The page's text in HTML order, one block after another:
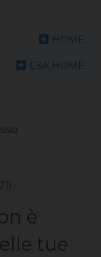
HOME
CSA HOME
è
tue